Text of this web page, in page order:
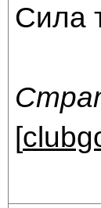
Сила
[